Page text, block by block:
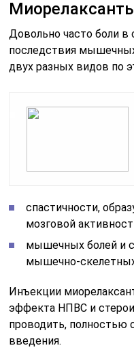
Довольно часто боли в
последствия
двух разных видов по
спастичности,
мозговой
мышечных болей и
мышечно-
Инъекции
эффекта НПВС и
проводить, полностью
введения.